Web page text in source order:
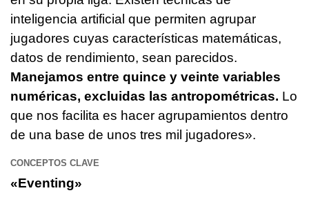
inteligencia artificial que permiten agrupar
jugadores cuyas características matemáticas,
datos de rendimiento, sean parecidos.
Manejamos entre quince y veinte variables
numéricas, excluidas las antropométricas. Lo
que nos facilita es hacer agrupamientos dentro
de una base de unos tres mil jugadores».
CONCEPTOS CLAVE
«Eventing»